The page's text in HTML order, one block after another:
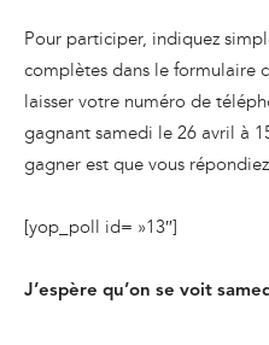
Pour participer, indiquez
complètes dans le formulaire
laisser votre numéro de
gagnant samedi le 26 avril à
gagner est que vous
[yop_poll id= »13″]
J’espère qu’on se voit